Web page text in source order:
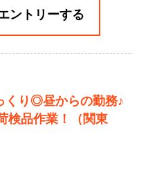
ントリーする
くり◎昼からの勤務♪
検品作業！（関東